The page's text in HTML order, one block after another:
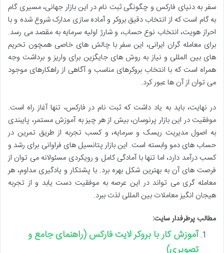
سفر به دنیای فارکس و چگونگی ثبت نام در این بازار جهانی، مسیری گام
به گام است که از انتخاب دقیق بروکر و آماده سازی مدارک شروع شده و با
احراز هویت، انتخاب نوع حساب، و شارژ اولیه سرمایه به مقصد می رسد.
برای معامله گران ایرانی، این سفر با چالش های خاصی همچون تحریم
های بین المللی و نیاز به روش های جایگزین برای واریز و برداشت وجه
همراه است که با انتخاب بروکرهای مناسب و آگاهی از راهکارهای موجود
می توان از آن ها عبور کرد.
در نهایت، باید به یاد داشت که ثبت نام در فارکس، تنها آغاز راه است.
موفقیت در این بازار پرنوسان، بیش از هر چیز به آموزش مستمر، پایبندی
به اصول مدیریت ریسک و سرمایه، و کسب تجربه از طریق تمرین در
حساب های دمو وابسته است. این بازار پتانسیل های فراوانی برای رشد و
کسب درآمد دارد، اما تنها با آمادگی کامل و رویکردی مسئولانه می توان از
فرصت های آن به بهترین شکل بهره برد. با پشتکار و یادگیری مداوم، هر
معامله گری می تواند در این عرصه به موفقیت دست یابد و از تجربه
هیجان انگیز معاملات بین المللی لذت ببرد.
مطالب پرطرفدار سایت:
آموزش کار با بروکر لایت فارکس (راهنمای جامع و
تصویری)